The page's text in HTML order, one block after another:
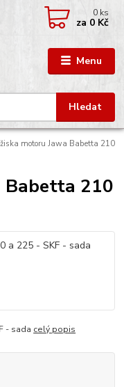
Menu
Hledat
0 ks
za 0 Kč
motoru Jawa Babetta 210
Babetta 210
- sada celý popis